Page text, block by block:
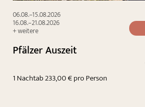
06.08.–15.08.2026
16.08.–21.08.2026
+ weitere
Pfälzer Auszeit
1 Nachtab 233,00 € pro Person